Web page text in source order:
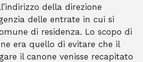
della direzione
delle entrate in cui si
di residenza. Lo scopo di
era quello di evitare che il
il canone venisse recapitato